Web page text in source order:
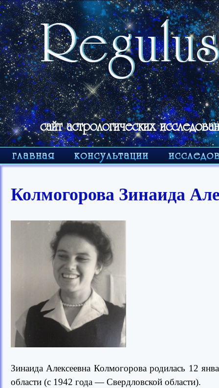
сайт астрологических
Колмогорова Зинаида
Зинаида Алексеевна Колмогорова родилась 12
области (с 1942 года — Свердловской области).